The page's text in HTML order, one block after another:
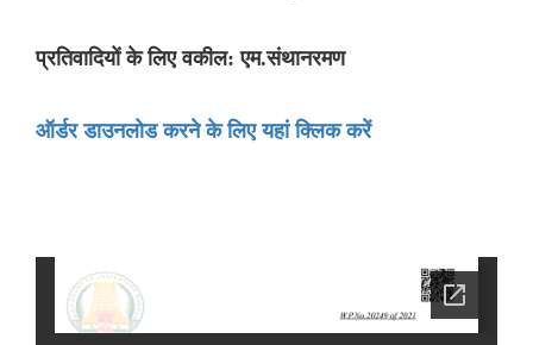
प्रतिवादियों के लिए वकील: एम.संथानरमण
ऑर्डर डाउनलोड करने के लिए यहां क्लिक करें